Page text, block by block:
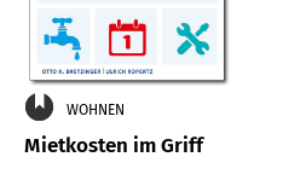
WOHNEN
Mietkosten im Griff